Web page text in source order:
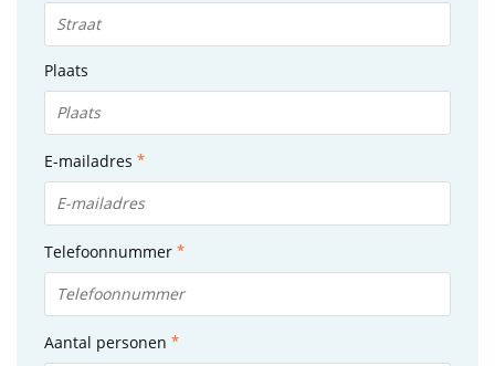
Plaats
E-mailadres
Telefoonnummer
Aantal personen